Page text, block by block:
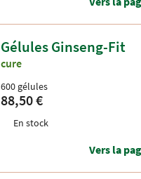
Gélules Ginseng-Fit
cure
600 gélules
88,50 €
En stock
Vers la